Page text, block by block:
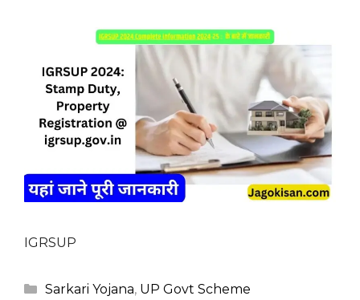
IGRSUP
Categories
Sarkari Yojana, UP Govt Scheme